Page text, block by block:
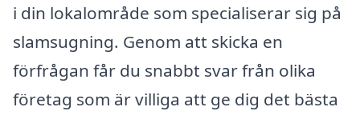
i din lokalområde som specialiserar sig på
slamsugning. Genom att skicka en
förfrågan får du snabbt svar från olika
företag som är villiga att ge dig det bästa